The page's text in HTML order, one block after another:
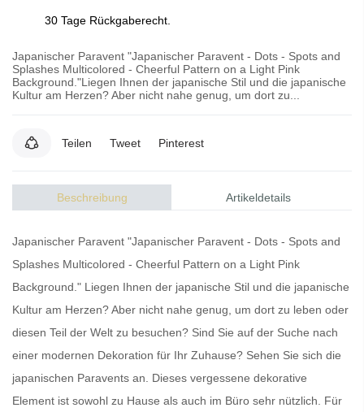
30 Tage Rückgaberecht.
Japanischer Paravent "Japanischer Paravent - Dots - Spots and
Splashes Multicolored - Cheerful Pattern on a Light Pink
Background."Liegen Ihnen der japanische Stil und die japanische
Kultur am Herzen? Aber nicht nahe genug, um dort zu...
Teilen Tweet Pinterest
Beschreibung Artikeldetails
Japanischer Paravent "Japanischer Paravent - Dots - Spots and
Splashes Multicolored - Cheerful Pattern on a Light Pink
Background." Liegen Ihnen der japanische Stil und die japanische
Kultur am Herzen? Aber nicht nahe genug, um dort zu leben oder
diesen Teil der Welt zu besuchen? Sind Sie auf der Suche nach
einer modernen Dekoration für Ihr Zuhause? Sehen Sie sich die
japanischen Paravents an. Dieses vergessene dekorative
Element ist sowohl zu Hause als auch im Büro sehr nützlich. Für